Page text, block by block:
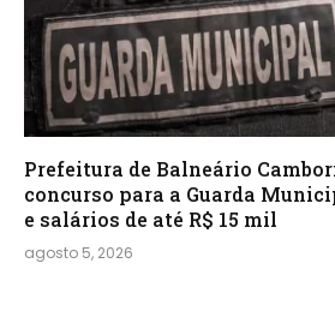
Prefeitura de Balneário
concurso para a Guarda
e salários de até R$ 15 mil
agosto 5, 2026